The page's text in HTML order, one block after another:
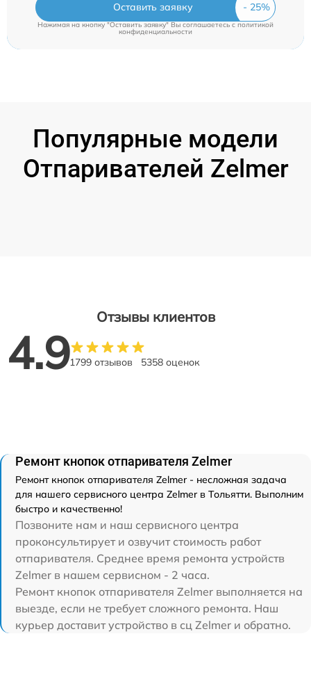
Оставить заявку
Нажимая на кнопку "Оставить заявку" Вы соглашаетесь c политикой
конфиденциальности
Популярные модели
Отпаривателей Zelmer
Отзывы клиентов
4.91799 отзывов 5358 оценок
Ремонт кнопок отпаривателя Zelmer
Ремонт кнопок отпаривателя Zelmer - несложная задача
для нашего сервисного центра Zelmer в Тольятти. Выполним
быстро и качественно!
Позвоните нам и наш сервисного центра
проконсультирует и озвучит стоимость работ
отпаривателя. Среднее время ремонта устройств
Zelmer в нашем сервисном - 2 часа.
Ремонт кнопок отпаривателя Zelmer выполняется на
выезде, если не требует сложного ремонта. Наш
курьер доставит устройство в сц Zelmer и обратно.